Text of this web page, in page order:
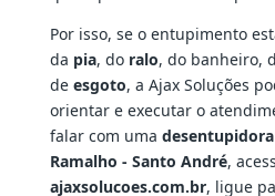
Por isso, se o entupimento
da pia, do ralo, do banheiro,
de esgoto, a Ajax Soluções
orientar e executar o
falar com uma
Ramalho - Santo André,
ajaxsolucoes.com.br, ligue